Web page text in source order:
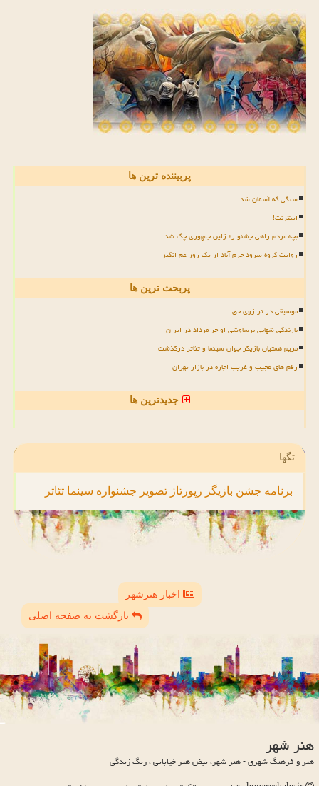
پربیننده ترین ها
سنگی که آسمان شد
اینترنت!
بچه مردم راهی جشنواره زلین جمهوری چک شد
روایت گروه سرود خرم آباد از یک روز غم انگیز
پربحث ترین ها
موسیقی در ترازوی حق
بارندگی شهابی برساوشی اواخر مرداد در ایران
مریم همتیان بازیگر جوان سینما و تئاتر درگذشت
رقم های عجیب و غریب اجاره در بازار تهران
جدیدترین ها
تگها
برنامه جشن بازیگر رپورتاژ تصویر جشنواره سینما تئاتر
اخبار هنرشهر
بازگشت به صفحه اصلی
هنر شهر
هنر و فرهنگ شهری - هنر شهر، نبض هنر خیابانی ، رنگ زندگی